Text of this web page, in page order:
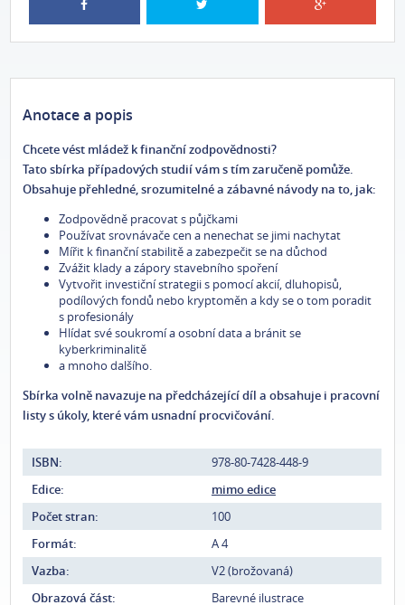
Anotace a popis
Chcete vést mládež k finanční zodpovědnosti?
Tato sbírka případových studií vám s tím zaručeně pomůže.
Obsahuje přehledné, srozumitelné a zábavné návody na to, jak:
Zodpovědně pracovat s půjčkami
Používat srovnávače cen a nenechat se jimi nachytat
Mířit k finanční stabilitě a zabezpečit se na důchod
Zvážit klady a zápory stavebního spoření
Vytvořit investiční strategii s pomocí akcií, dluhopisů,
podílových fondů nebo kryptoměn a kdy se o tom poradit
s profesionály
Hlídat své soukromí a osobní data a bránit se
kyberkriminalitě
a mnoho dalšího.
Sbírka volně navazuje na předcházející díl a obsahuje i pracovní
listy s úkoly, které vám usnadní procvičování.
ISBN:
978-80-7428-448-9
Edice:
mimo edice
Počet stran:
100
Formát:
A 4
Vazba:
V2 (brožovaná)
Obrazová část:
Barevné ilustrace